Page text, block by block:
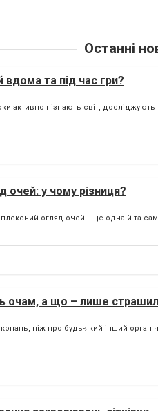
Останні
вдома та під час гри?
активно пізнають світ,
очей: у чому різниця?
огляд очей – це одна й та
очам, а що – лише
ніж про будь-який інший орган